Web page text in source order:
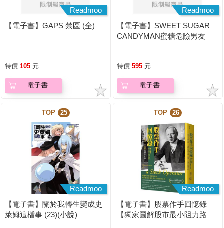
Readmoo
【電子書】GAPS 禁區 (全)
特價 105 元
電子書
Readmoo
【電子書】SWEET SUGAR
CANDYMAN蜜糖危險男友
特價 595 元
電子書
TOP 25
Readmoo
【電子書】關於我轉生變成史
萊姆這檔事 (23)(小說)
TOP 26
Readmoo
【電子書】股票作手回憶錄
【獨家圖解股市最小阻力路